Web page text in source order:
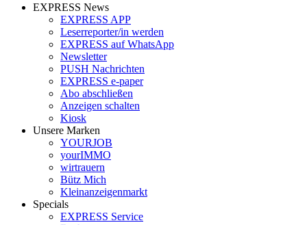
EXPRESS News
EXPRESS APP
Leserreporter/in werden
EXPRESS auf WhatsApp
Newsletter
PUSH Nachrichten
EXPRESS e-paper
Abo abschließen
Anzeigen schalten
Kiosk
Unsere Marken
YOURJOB
yourIMMO
wirtrauern
Bütz Mich
Kleinanzeigenmarkt
Specials
EXPRESS Service